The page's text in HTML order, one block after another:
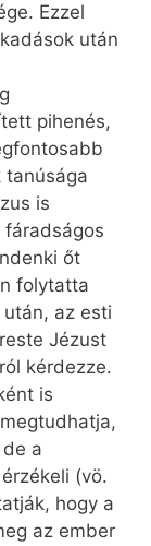
Ezzel
után
pihenés,
tanúsága
is
őt
folytatta
az esti
Jézust
kérdezze.
is
a
(vö.
hogy a
az ember